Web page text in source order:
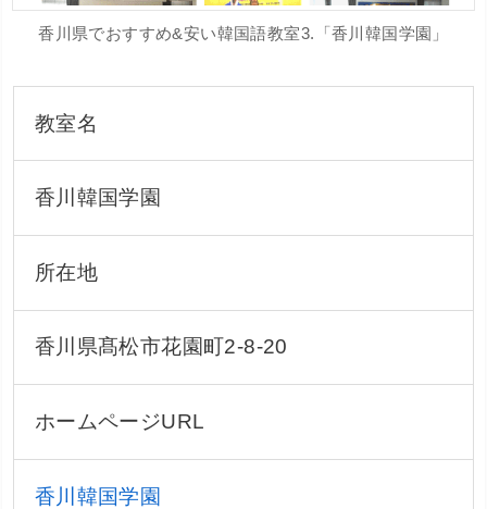
香川県でおすすめ&安い韓国語教室3.「香川韓国学園」
教室名
香川韓国学園
所在地
香川県髙松市花園町2-8-20
ホームページURL
香川韓国学園